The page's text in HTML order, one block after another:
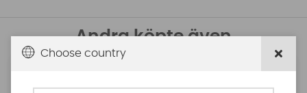
Andra köpte även
Choose country